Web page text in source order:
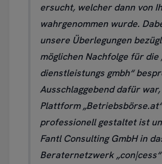
ersucht, welcher dann von
wahrgenommen wurde.
unsere Überlegungen
möglichen Nachfolge für
dienstleistungs gmbh“
Ausschlaggebend dafür
Plattform
professionell gestaltet ist
Fantl Consulting GmbH in
Beraternetzwerk